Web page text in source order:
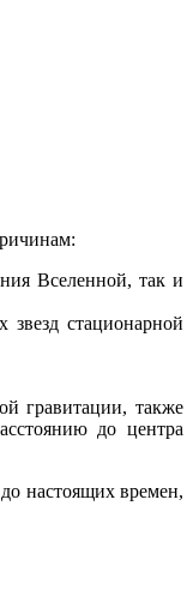
Вселенной, так и
стационарной
гравитации, также
до центра
настоящих времен,